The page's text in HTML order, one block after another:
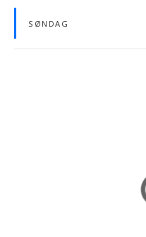
SØNDAG